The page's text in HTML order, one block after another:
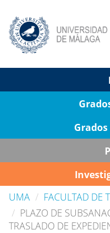
UMA
FACULTAD DE
PLAZO DE
TRASLADO DE